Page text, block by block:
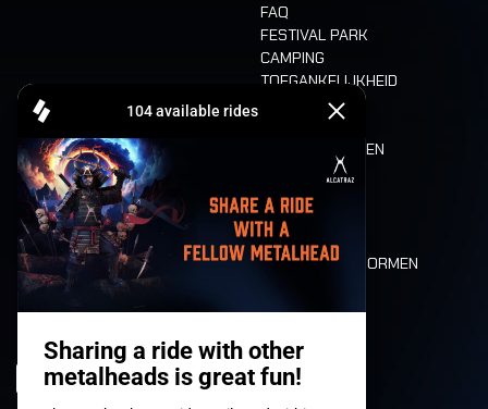
FAQ
FESTIVAL PARK
CAMPING
TOEGANKELIJKHEID
CASHLESS
ETEN EN DRINKEN
MOBILITEIT
LONE WOLVES
PLATTEGROND
DEATH RIDE
WAARDEN EN NORMEN
HISTORIEK